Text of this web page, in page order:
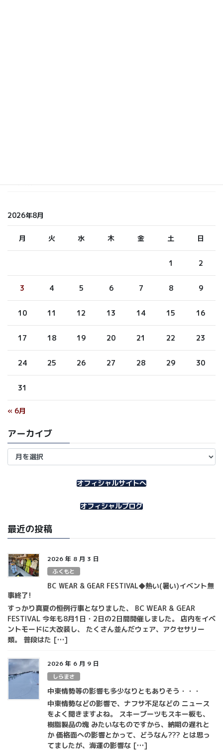
2026年8月
月 火 水 木 金 土 日
1 2
3 4 5 6 7 8 9
10 11 12 13 14 15 16
17 18 19 20 21 22 23
24 25 26 27 28 29 30
31
« 6月
アーカイブ
ア
オフィシャルサイトへ
オフィシャルブログ
最近の投稿
2026 年 8 月 3 日
ふくもと
BC WEAR & GEAR FESTIVAL◆熱い(暑い)イベント無
事終了!
すっかり真夏の恒例行事となりました、 BC WEAR & GEAR
FESTIVAL 今年も8月1日・2日の2日間開催しました。 店内をイベ
ントモードに大改装し、 たくさん並んだウェア、アクセサリー
類。 普段はた […]
2026 年 6 月 9 日
しらまさ
中東情勢等の影響も多少なりともありそう・・・
中東情勢などの影響で、ナフサ不足などの ニュース
をよく聞きますよね。 スキーブーツもスキー板も、
樹脂製品の塊 みたいなものですから、納期の遅れと
か 価格面への影響とかって、どうなん??? とは思っ
てましたが、海運の影響な […]